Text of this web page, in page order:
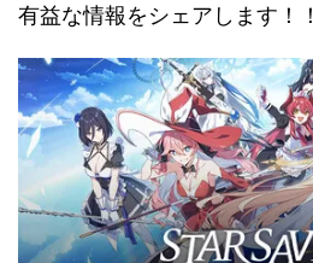
有益な情報をシェアします！！